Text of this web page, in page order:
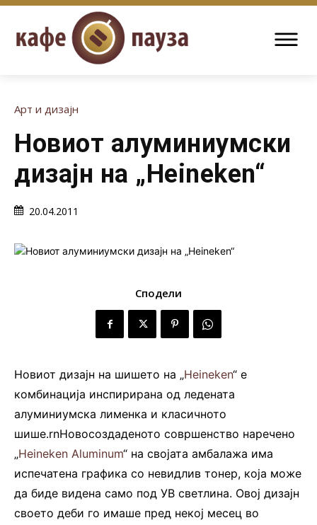
Арт и дизајн
Новиот алуминиумски
дизајн на „Heineken“
20.04.2011
Сподели
Новиот дизајн на шишето на „Heineken“ е
комбинација инспирирана од ледената
алуминиумска лименка и класичното
шише.rnНовосоздаденото совршенство наречено
„Heineken Aluminum“ на својата амбалажа има
испечатена графика со невидлив тонер, која може
да биде видена само под УВ светлина. Овој дизајн
своето деби го имаше пред некој месец во